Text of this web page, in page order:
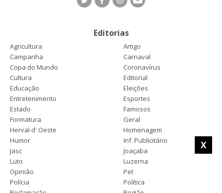
X
Editorias
Agricultura
Artigo
Campanha
Carnaval
Copa do Mundo
Coronavírus
Cultura
Editorial
Educação
Eleições
Entretenimento
Esportes
Estado
Famosos
Formatura
Geral
Herval d' Oeste
Homenagem
Humor
Inf. Publicitário
Jasc
Joaçaba
Luto
Luzerna
Opinião
Pet
Polícia
Política